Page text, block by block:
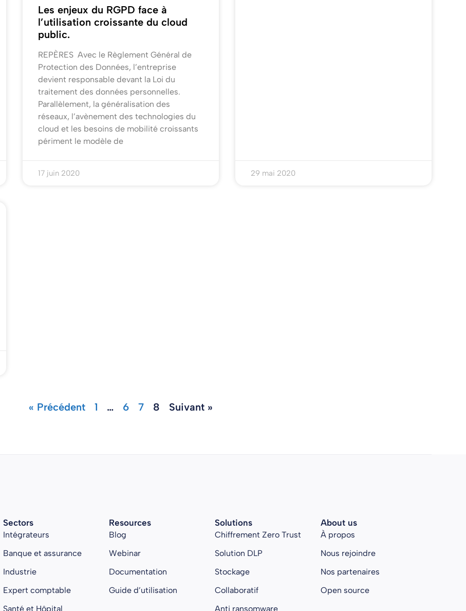
Les enjeux du RGPD face à
l’utilisation croissante du cloud
public.
REPÈRES Avec le Règlement Général de
Protection des Données, l’entreprise
devient responsable devant la Loi du
traitement des données personnelles.
Parallèlement, la généralisation des
réseaux, l’avènement des technologies du
cloud et les besoins de mobilité croissants
périment le modèle de
17 juin 2020 29 mai 2020
« Précédent 1 … 6 7 8 Suivant »
Sectors
Intégrateurs
Banque et assurance
Industrie
Expert comptable
Santé et Hôpital
Resources
Blog
Webinar
Documentation
Guide d’utilisation
Solutions
Chiffrement Zero Trust
Solution DLP
Stockage
Collaboratif
Anti ransomware
About us
À propos
Nous rejoindre
Nos partenaires
Open source